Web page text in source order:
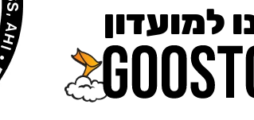
למועדון